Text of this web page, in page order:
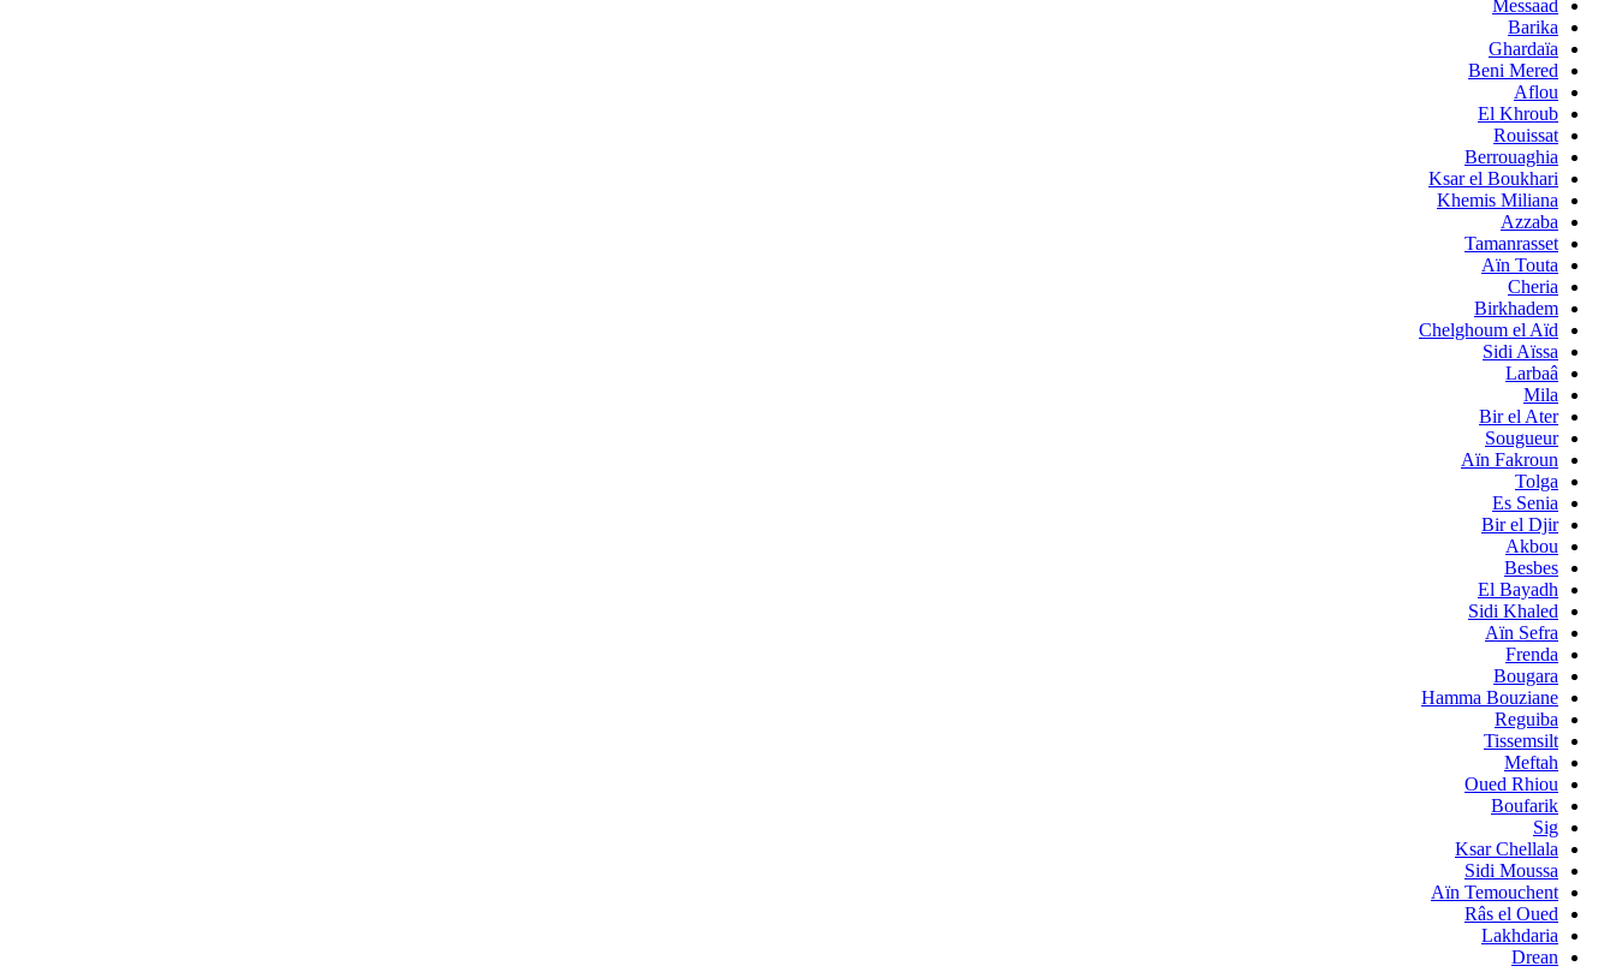
Messaad
Barika
Ghardaïa
Beni Mered
Aflou
El Khroub
Rouissat
Berrouaghia
Ksar el Boukhari
Khemis Miliana
Azzaba
Tamanrasset
Aïn Touta
Cheria
Birkhadem
Chelghoum el Aïd
Sidi Aïssa
Larbaâ
Mila
Bir el Ater
Sougueur
Aïn Fakroun
Tolga
Es Senia
Bir el Djir
Akbou
Besbes
El Bayadh
Sidi Khaled
Aïn Sefra
Frenda
Bougara
Hamma Bouziane
Reguiba
Tissemsilt
Meftah
Oued Rhiou
Boufarik
Sig
Ksar Chellala
Sidi Moussa
Aïn Temouchent
Râs el Oued
Lakhdaria
Drean